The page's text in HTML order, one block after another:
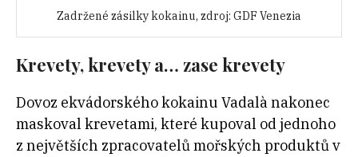
Zadržené zásilky kokainu, zdroj: GDF Venezia
Krevety, krevety a… zase krevety
Dovoz ekvádorského kokainu Vadalà nakonec
maskoval krevetami, které kupoval od jednoho
z největších zpracovatelů mořských produktů v